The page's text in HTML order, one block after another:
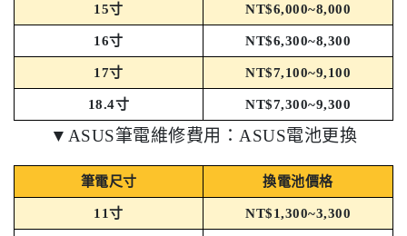
15寸 NT$6,000~8,000
16寸 NT$6,300~8,300
17寸 NT$7,100~9,100
18.4寸 NT$7,300~9,300
▼ASUS筆電維修費用：ASUS電池更換
筆電尺寸 換電池價格
11寸 NT$1,300~3,300